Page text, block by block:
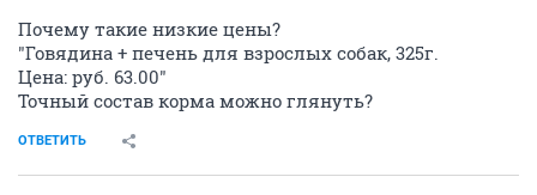
Почему такие низкие цены?
"Говядина + печень для взрослых собак, 325г.
Цена: руб. 63.00"
Точный состав корма можно глянуть?
ОТВЕТИТЬ